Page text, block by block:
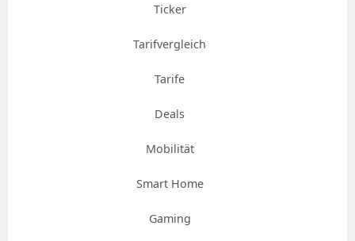
Ticker
Tarifvergleich
Tarife
Deals
Mobilität
Smart Home
Gaming